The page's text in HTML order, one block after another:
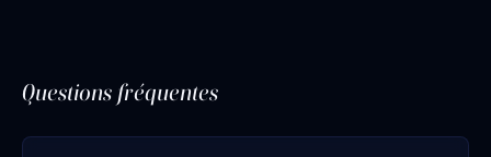
Questions fréquentes